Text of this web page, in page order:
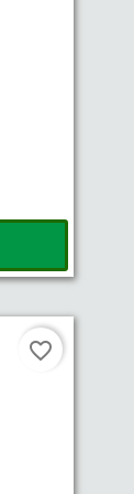
favorite_border